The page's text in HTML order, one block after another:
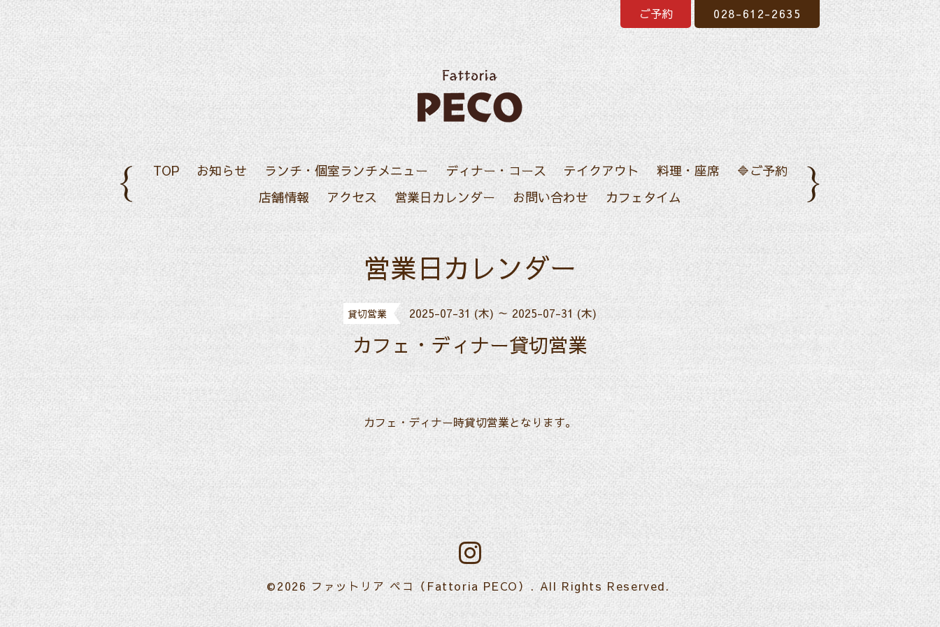
ご予約 028-612-2635
TOP お知らせ ランチ・個室ランチメニュー ディナー・コース テイクアウト 料理・座席
🔷ご予約
店舗情報
アクセス 営業日カレンダー お問い合わせ カフェタイム
営業日カレンダー
貸切営業 2025-07-31 (木) ～ 2025-07-31 (木)
カフェ・ディナー貸切営業
カフェ・ディナー時貸切営業となります。
©2026ファットリア ペコ（Fattoria PECO） . All Rights Reserved.